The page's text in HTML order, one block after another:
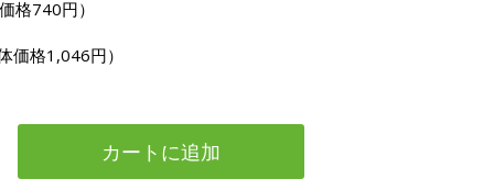
格740円）
価格1,046円）
カートに追加